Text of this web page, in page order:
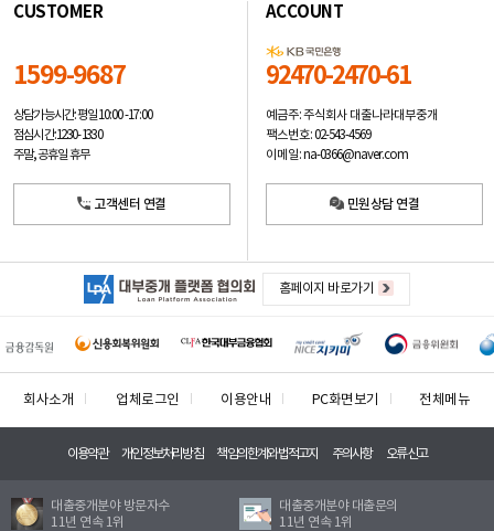
CUSTOMER
1599-9687
상담가능시간: 평일10:00 -17:00
점심시간: 12:30 - 13:30
주말, 공휴일 휴무
고객센터 연결
ACCOUNT
92470-2470-61
예금주: 주식회사 대출나라대부중개
팩스번호: 02-543-4569
이메일: na-0366@naver.com
민원상담 연결
홈페이지 바로가기
회사소개 업체로그인 이용안내 PC화면보기 전체메뉴
이용약관 개인정보처리방침 책임의한계와법적고지 주의사항 오류신고
대출중개분야 방문자수
11년 연속 1위
대출중개분야 대출문의
11년 연속 1위